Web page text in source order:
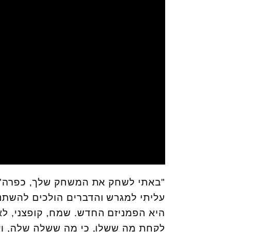
"באתי לשחק את המשחק שלך, כפרה".
עליתי למגרש והדברים הולכים
היא הפמניזם החדש. שמח, קופצני,
לקחת מה ששלו, כי מה ששלה שלה,